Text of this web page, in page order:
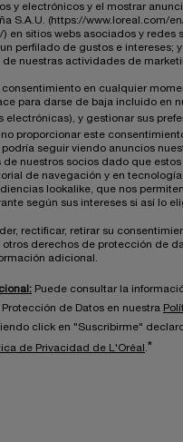
y electrónicos y el mostrar
S.A.U. (https://www.loreal.com/
en sitios webs asociados y redes
perfilado de gustos e intereses;
nuestras actividades de
consentimiento en cualquier
para darse de baja incluido en
electrónicas), y gestionar sus
proporcionar este
seguir viendo anuncios
de nuestros socios dado que
de navegación y en
lookalike, que nos
según sus intereses si así lo
rectificar, retirar su
otros derechos de protección de
adicional.
Puede consultar la
de Datos en nuestra
click en "Suscribirme"
de Privacidad de L'Oréal *